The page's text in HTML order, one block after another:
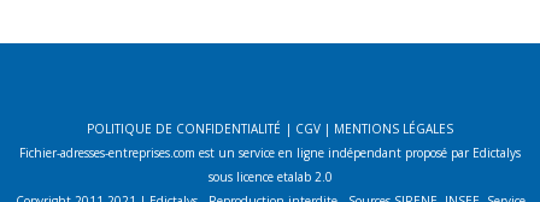
POLITIQUE DE CONFIDENTIALITÉ | CGV | MENTIONS LÉGALES
Fichier-adresses-entreprises.com est un service en ligne indépendant proposé par Edictalys
sous licence etalab 2.0